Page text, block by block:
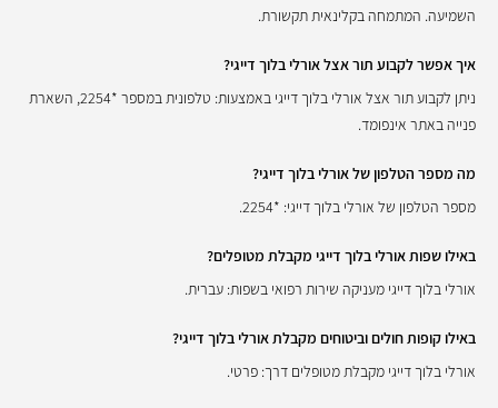
השמיעה. המתמחה בקלינאית תקשורת.
איך אפשר לקבוע תור אצל אורלי בלוך דייגי?
ניתן לקבוע תור אצל אורלי בלוך דייגי באמצעות: טלפונית במספר *2254, השארת
פנייה באתר אינפומד.
מה מספר הטלפון של אורלי בלוך דייגי?
מספר הטלפון של אורלי בלוך דייגי: *2254.
באילו שפות אורלי בלוך דייגי מקבלת מטופלים?
אורלי בלוך דייגי מעניקה שירות רפואי בשפות: עברית.
באילו קופות חולים וביטוחים מקבלת אורלי בלוך דייגי?
אורלי בלוך דייגי מקבלת מטופלים דרך: פרטי.